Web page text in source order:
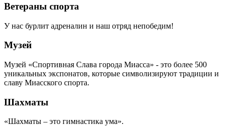
Ветераны спорта
У нас бурлит адреналин и наш отряд непобедим!
Музей
Музей «Спортивная Слава города Миасса» - это более 500
уникальных экспонатов, которые символизируют традиции и
славу Миасского спорта.
Шахматы
«Шахматы – это гимнастика ума».